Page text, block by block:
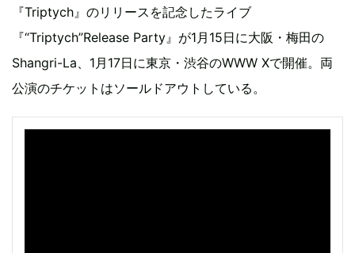
『Triptych』のリリースを記念したライブ
『“Triptych”Release Party』が1月15日に大阪・梅田の
Shangri-La、1月17日に東京・渋谷のWWW Xで開催。両
公演のチケットはソールドアウトしている。